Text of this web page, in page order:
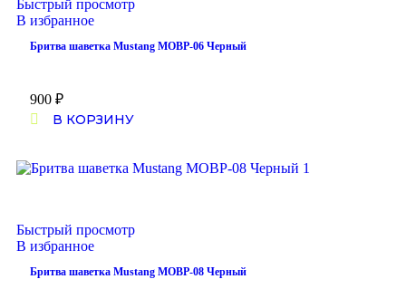
Быстрый просмотр
В избранное
Бритва шаветка Mustang MOBP-06 Черный
900 ₽
В КОРЗИНУ
Быстрый просмотр
В избранное
Бритва шаветка Mustang MOBP-08 Черный